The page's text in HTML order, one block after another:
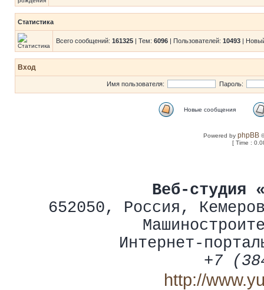
Статистика
Всего сообщений: 161325 | Тем: 6096 | Пользователей: 10493 |
Вход
Имя пользователя: Пароль:
Новые сообщения
Powered byphpBB
[ Time :
Веб-студия
652050, Россия ,
Интернет-
+7
http://